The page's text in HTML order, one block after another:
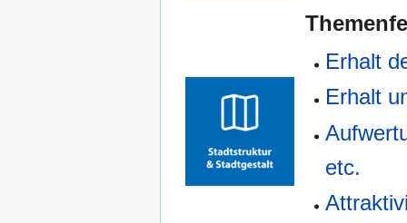
Erhalt
Erhalt
etc.